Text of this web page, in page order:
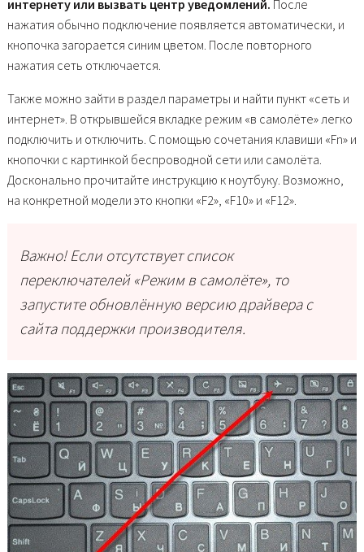
интернету или вызвать центр уведомлений. После
нажатия обычно подключение появляется автоматически, и
кнопочка загорается синим цветом. После повторного
нажатия сеть отключается.
Также можно зайти в раздел параметры и найти пункт «сеть и
интернет». В открывшейся вкладке режим «в самолёте» легко
подключить и отключить. С помощью сочетания клавиши «Fn» и
кнопочки с картинкой беспроводной сети или самолёта.
Досконально прочитайте инструкцию к ноутбуку. Возможно,
на конкретной модели это кнопки «F2», «F10» и «F12».
Важно! Если отсутствует список
переключателей «Режим в самолёте», то
запустите обновлённую версию драйвера с
сайта поддержки производителя.